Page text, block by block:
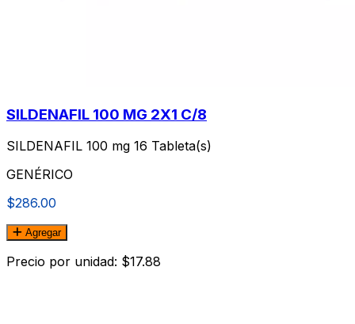
SILDENAFIL 100 MG 2X1 C/8
SILDENAFIL 100 mg 16 Tableta(s)
GENÉRICO
$286.00
Agregar
Precio por unidad: $17.88